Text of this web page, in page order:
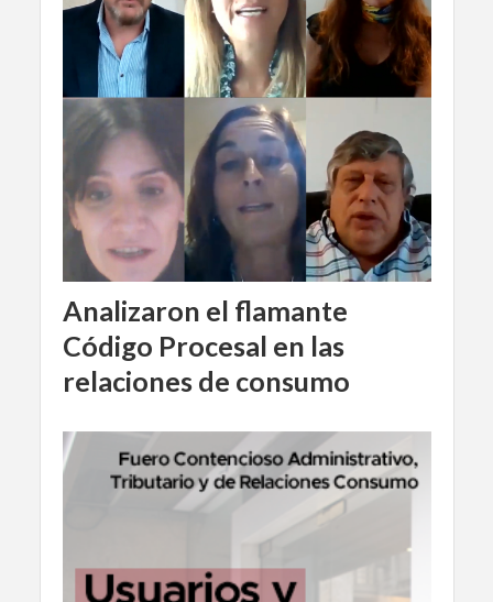
Analizaron el flamante
Código Procesal en las
relaciones de consumo